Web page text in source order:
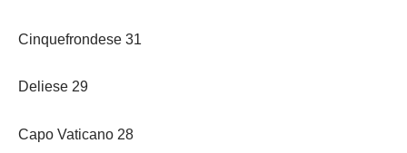
Cinquefrondese 31
Deliese 29
Capo Vaticano 28